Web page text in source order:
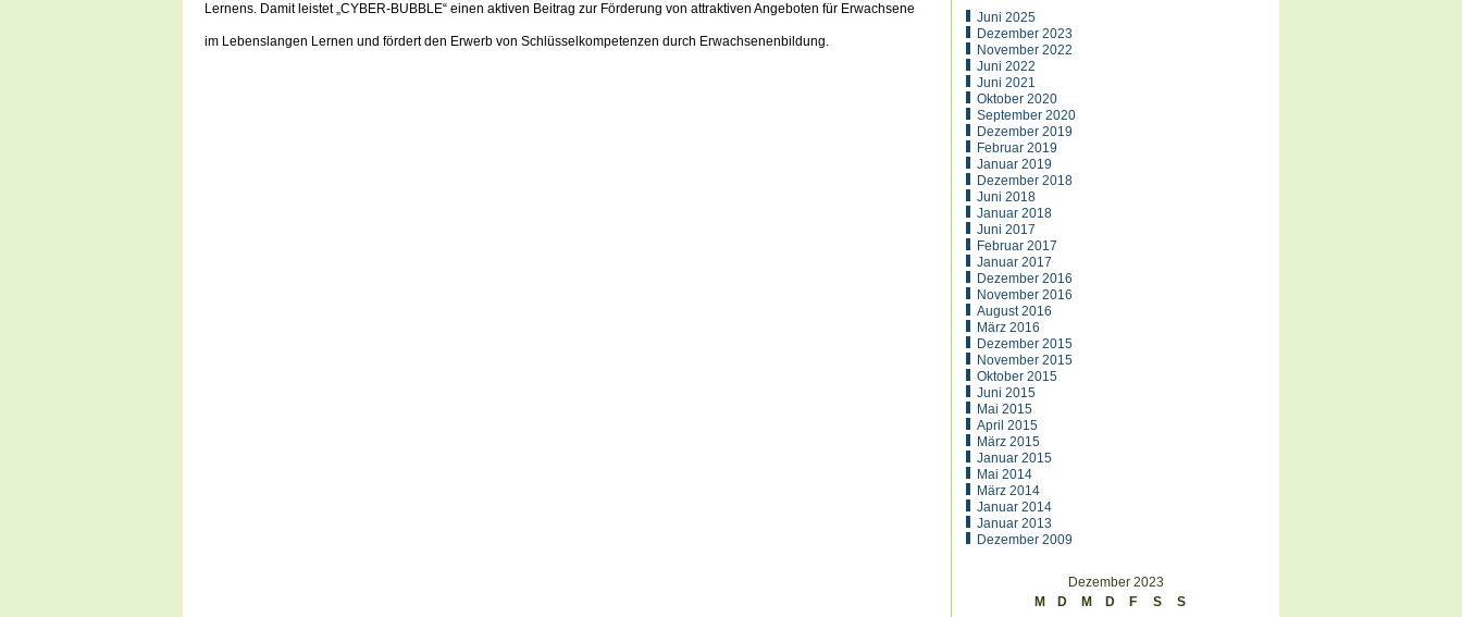
Lernens. Damit leistet „CYBER-BUBBLE“ einen aktiven Beitrag zur Förderung von attraktiven Angeboten für Erwachsene
im Lebenslangen Lernen und fördert den Erwerb von Schlüsselkompetenzen durch Erwachsenenbildung.
Juni 2025
Dezember 2023
November 2022
Juni 2022
Juni 2021
Oktober 2020
September 2020
Dezember 2019
Februar 2019
Januar 2019
Dezember 2018
Juni 2018
Januar 2018
Juni 2017
Februar 2017
Januar 2017
Dezember 2016
November 2016
August 2016
März 2016
Dezember 2015
November 2015
Oktober 2015
Juni 2015
Mai 2015
April 2015
März 2015
Januar 2015
Mai 2014
März 2014
Januar 2014
Januar 2013
Dezember 2009
Dezember 2023
M
D M D F S S